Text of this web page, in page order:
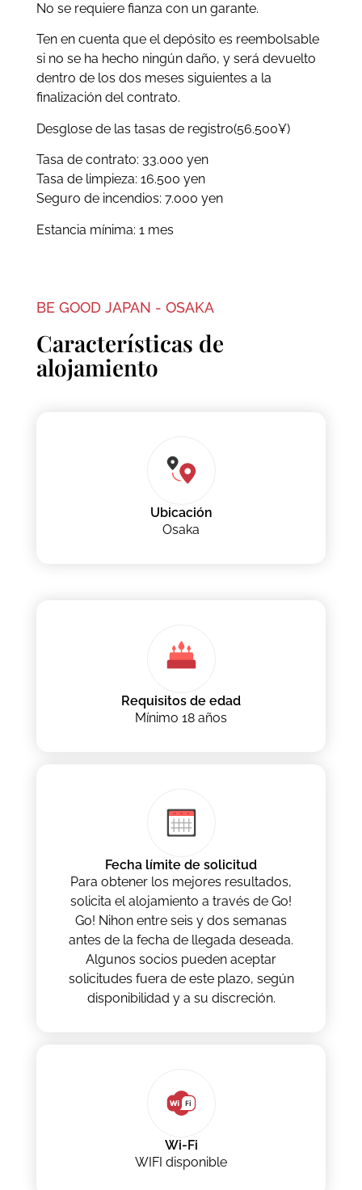
No se requiere fianza con un garante.
Ten en cuenta que el depósito es reembolsable
si no se ha hecho ningún daño, y será devuelto
dentro de los dos meses siguientes a la
finalización del contrato.
Desglose de las tasas de registro(56.500¥)
Tasa de contrato: 33.000 yen
Tasa de limpieza: 16.500 yen
Seguro de incendios: 7.000 yen
Estancia mínima: 1 mes
BE GOOD JAPAN - OSAKA
Características de
alojamiento
Ubicación
Osaka
Requisitos de edad
Mínimo 18 años
Fecha límite de solicitud
Para obtener los mejores resultados,
solicita el alojamiento a través de Go!
Go! Nihon entre seis y dos semanas
antes de la fecha de llegada deseada.
Algunos socios pueden aceptar
solicitudes fuera de este plazo, según
disponibilidad y a su discreción.
Wi-Fi
WIFI disponible